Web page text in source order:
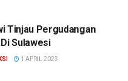
Tinjau Pergudangan
Sulawesi
1 APRIL 2023